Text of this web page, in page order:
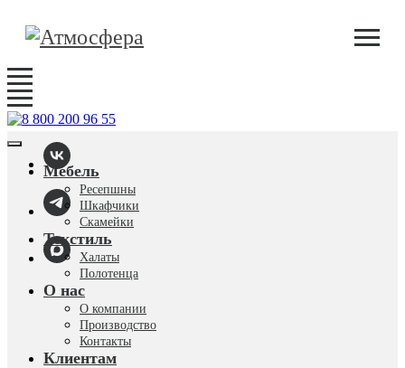
Мебель
Ресепшны
Шкафчики
Скамейки
Текстиль
Халаты
Полотенца
О нас
О компании
Производство
Контакты
Клиентам